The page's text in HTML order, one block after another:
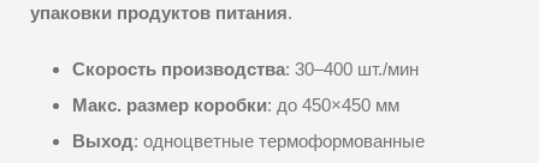
упаковки продуктов питания.
Скорость производства: 30–400 шт./мин
Макс. размер коробки: до 450×450 мм
Выход: одноцветные термоформованные